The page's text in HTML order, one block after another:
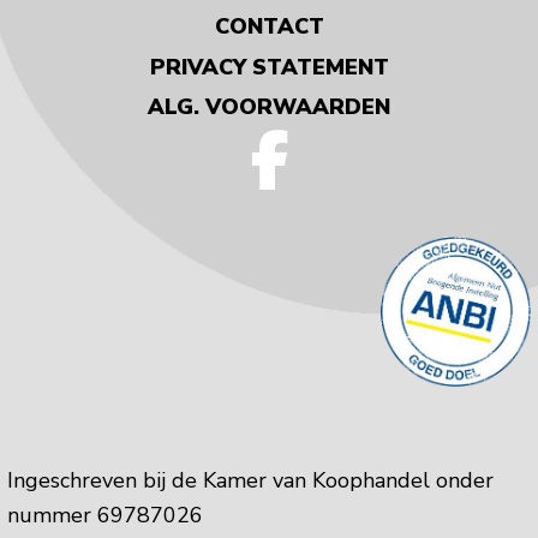
CONTACT
PRIVACY STATEMENT
ALG. VOORWAARDEN
Ingeschreven bij de Kamer van Koophandel onder
nummer 69787026